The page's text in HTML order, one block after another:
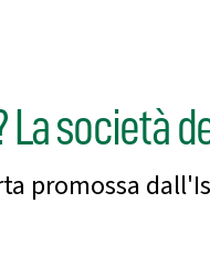
La società
promossa